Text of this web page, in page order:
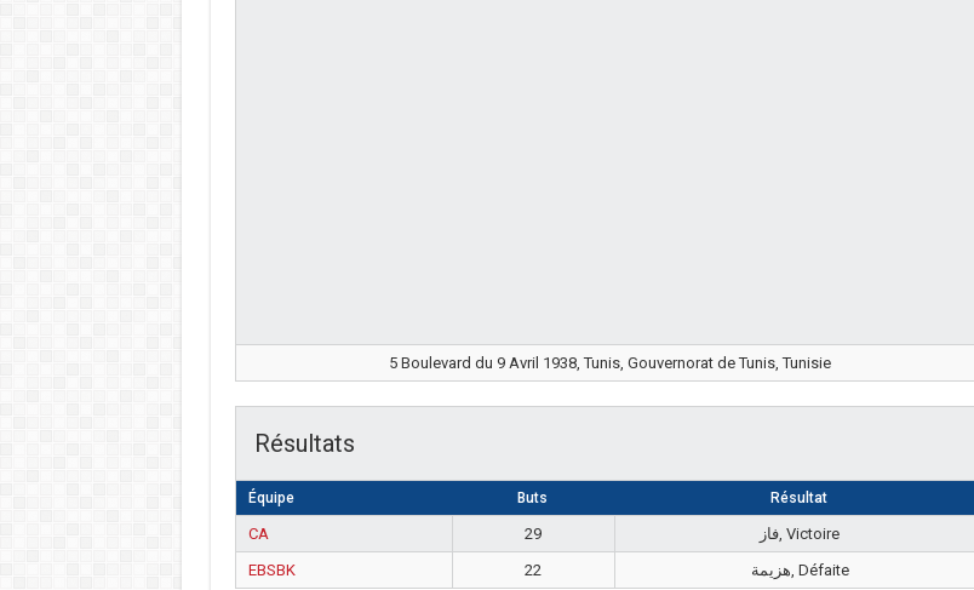
5 Boulevard du 9 Avril 1938, Tunis, Gouvernorat de Tunis, Tunisie
Résultats
Équipe Buts Résultat
CA 29
فاز, Victoire
EBSBK
22 هزيمة, Défaite